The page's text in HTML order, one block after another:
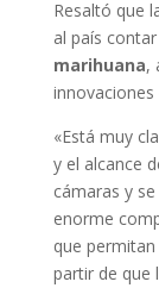
Resaltó que
al país
marihuana,
«Está muy
y el alcance
cámaras y
enorme
que
partir de que